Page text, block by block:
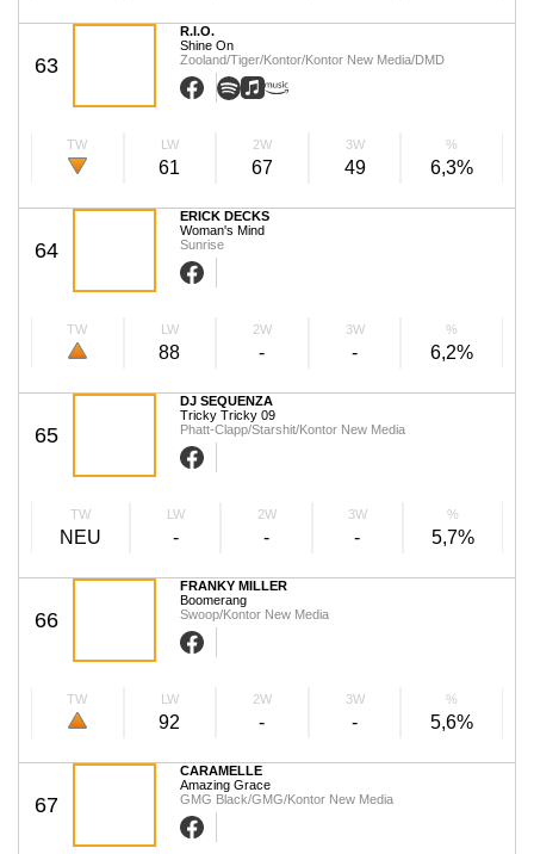
63
R.I.O.
Shine On
Zooland/Tiger/Kontor/Kontor New Media/DMD
TW LW
61
2W
67
3W
49
%
6,3%
64
ERICK DECKS
Woman's Mind
Sunrise
TW LW
88
2W
-
3W
-
%
6,2%
65
DJ SEQUENZA
Tricky Tricky 09
Phatt-Clapp/Starshit/Kontor New Media
TW
NEU
LW
-
2W
-
3W
-
%
5,7%
66
FRANKY MILLER
Boomerang
Swoop/Kontor New Media
TW LW
92
2W
-
3W
-
%
5,6%
67
CARAMELLE
Amazing Grace
GMG Black/GMG/Kontor New Media